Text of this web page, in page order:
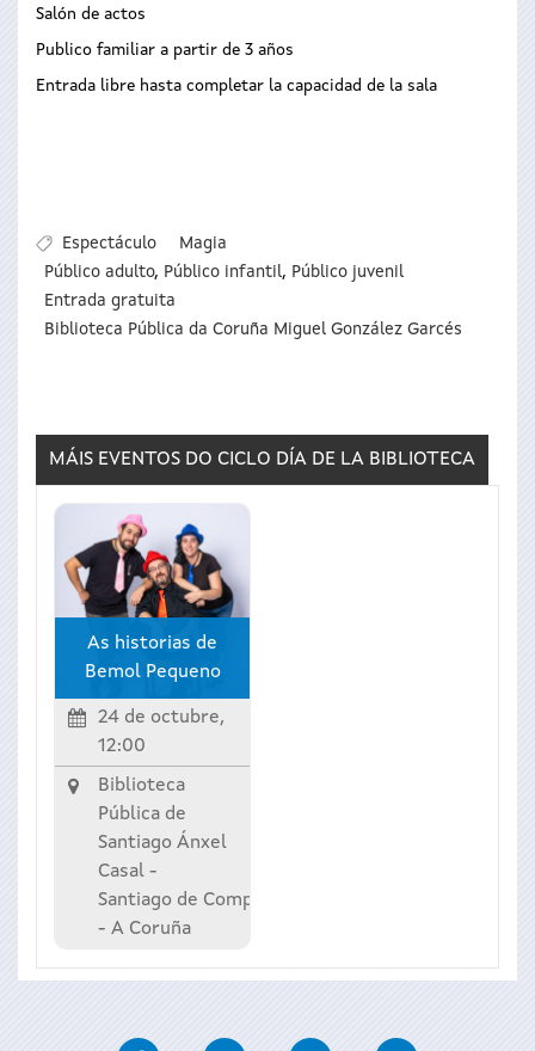
Salón de actos
Publico familiar a partir de 3 años
Entrada libre hasta completar la capacidad de la sala
Espectáculo
Magia
Público adulto, Público infantil, Público juvenil
Entrada gratuita
Biblioteca Pública da Coruña Miguel González Garcés
MÁIS EVENTOS DO CICLO DÍA DE LA BIBLIOTECA
As historias de
Bemol Pequeno
24 de octubre,
12:00
Biblioteca
Pública de
Santiago Ánxel
Casal -
Santiago de Compostela
- A Coruña